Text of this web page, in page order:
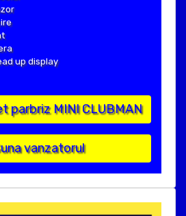
up display
parbriz MINI CLUBMAN
vanzatorul